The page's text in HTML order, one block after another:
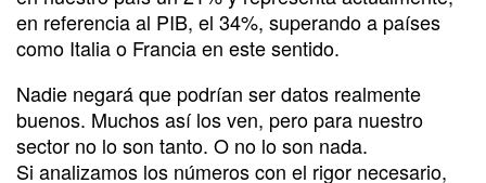
en referencia al PIB, el 34%, superando a países
como Italia o Francia en este sentido.
Nadie negará que podrían ser datos realmente
buenos. Muchos así los ven, pero para nuestro
sector no lo son tanto. O no lo son nada.
Si analizamos los números con el rigor necesario,